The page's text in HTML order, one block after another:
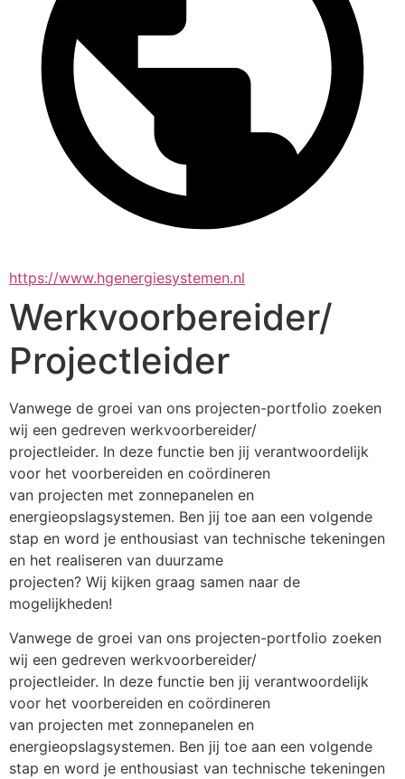
https://www.hgenergiesystemen.nl
Werkvoorbereider/
Projectleider
Vanwege de groei van ons projecten-portfolio zoeken
wij een gedreven werkvoorbereider/
projectleider. In deze functie ben jij verantwoordelijk
voor het voorbereiden en coördineren
van projecten met zonnepanelen en
energieopslagsystemen. Ben jij toe aan een volgende
stap en word je enthousiast van technische tekeningen
en het realiseren van duurzame
projecten? Wij kijken graag samen naar de
mogelijkheden!
Vanwege de groei van ons projecten-portfolio zoeken
wij een gedreven werkvoorbereider/
projectleider. In deze functie ben jij verantwoordelijk
voor het voorbereiden en coördineren
van projecten met zonnepanelen en
energieopslagsystemen. Ben jij toe aan een volgende
stap en word je enthousiast van technische tekeningen